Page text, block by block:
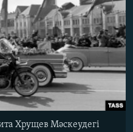
Хрущев Мәскеудегі